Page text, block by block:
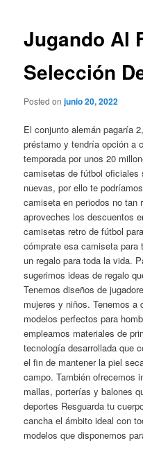
Jugando Al
Selección
Posted onjunio 20, 2022
El conjunto alemán pagaría
préstamo y tendría opción a
temporada por unos 20
camisetas de fútbol
nuevas, por ello te
camiseta en periodos no tan
aproveches los descuentos
camisetas retro de fútbol
cómprate esa camiseta para
un regalo para toda la vida.
sugerimos ideas de regalo
Tenemos diseños de
mujeres y niños. Tenemos
modelos perfectos para
empleamos materiales de
tecnología desarrollada que
el fin de mantener la piel
campo. También ofrecemos
mallas, porterías y balones
deportes Resguarda tu
cancha el ámbito ideal con
modelos que disponemos